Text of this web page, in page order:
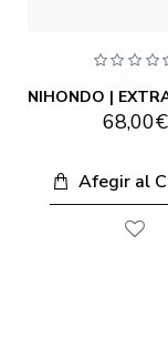
68,00€
Afegir al